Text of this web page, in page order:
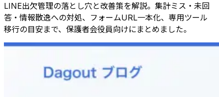
LINE出欠管理の落とし穴と改善策を解説。集計ミス・未回
答・情報散逸への対処、フォームURL一本化、専用ツール
移行の目安まで、保護者会役員向けにまとめました。